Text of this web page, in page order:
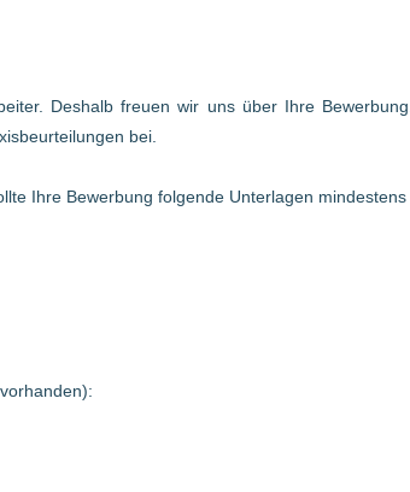
Deshalb freuen wir uns über Ihre
bei.
Ihre Bewerbung folgende Unterlagen